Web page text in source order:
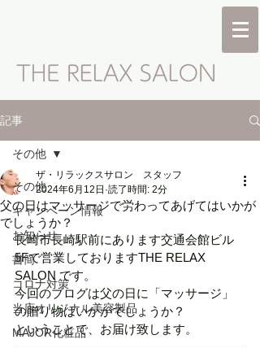
記事
その他
キャンペーン情報
お知らせ
書簡
コロナ対策
当店オリジナル美容製品
MAJOR化粧品
その他
父の日はマッサージで労わってあげてはいかが
でしょうか？
ザ・リラックスサロン スタッフ
2024年6月12日 読了時間: 2分
長崎市長崎駅前にあります交通会館ビル
5Fで営業しておりますTHE RELAX
SALON です。
今回のブログは父の日に「マッサージ」
の贈り物はいかがでしょうか？
ということで、お届け致します。